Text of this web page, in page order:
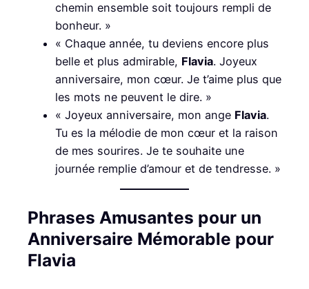
chemin ensemble soit toujours rempli de
bonheur. »
« Chaque année, tu deviens encore plus
belle et plus admirable, Flavia. Joyeux
anniversaire, mon cœur. Je t’aime plus que
les mots ne peuvent le dire. »
« Joyeux anniversaire, mon ange Flavia.
Tu es la mélodie de mon cœur et la raison
de mes sourires. Je te souhaite une
journée remplie d’amour et de tendresse. »
Phrases Amusantes pour un
Anniversaire Mémorable pour
Flavia